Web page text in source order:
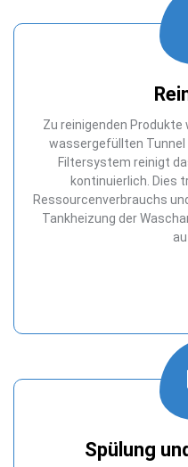
Zu reinigenden Produkte
wassergefüllten Tunnel
Filtersystem reinigt
kontinuierlich. Dies
Ressourcenverbrauchs
Tankheizung der
Spülung